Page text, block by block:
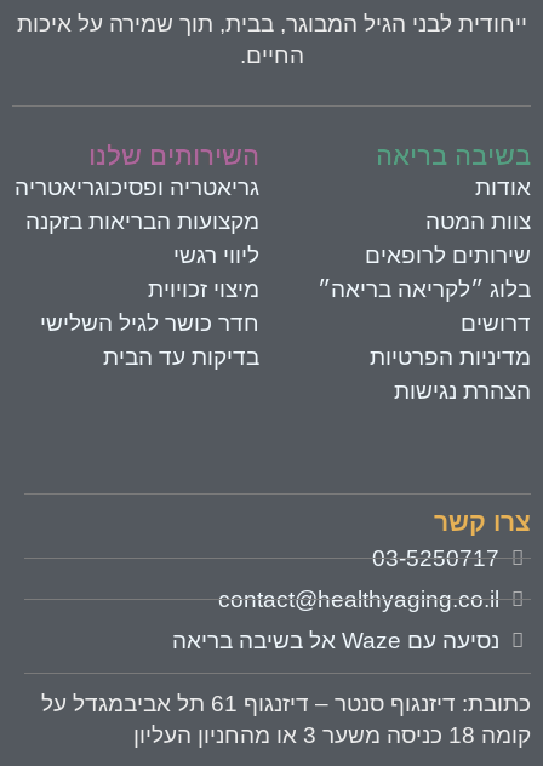
ייחודית לבני הגיל המבוגר, בבית, תוך שמירה על איכות
החיים.
בריאה
המטה
לרופאים
״לקריאה בריאה״
הפרטיות
נגישות
השירותים שלנו
גריאטריה ופסיכוגריאטריה
מקצועות הבריאות בזקנה
ליווי רגשי
מיצוי זכויוית
חדר כושר לגיל השלישי
בדיקות עד הבית
קשר
03-5250717
contact@healthyaging.co.il
נסיעה עם Waze אל בשיבה בריאה
: דיזנגוף סנטר – דיזנגוף 61 תל אביבמגדל על
כניסה משער 3 או מהחניון העליון